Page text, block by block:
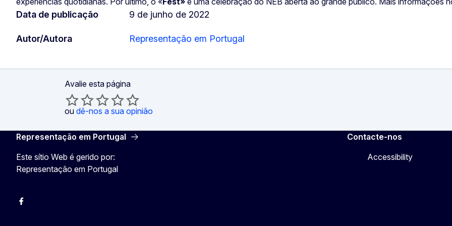
Data de publicação 9 de junho de 2022
Autor/Autora Representação em Portugal
Avalie esta página
ou dê-nos a sua opinião
Representação em Portugal
Este sítio Web é gerido por:
Representação em Portugal
Facebook
Contacte-nos
Accessibility